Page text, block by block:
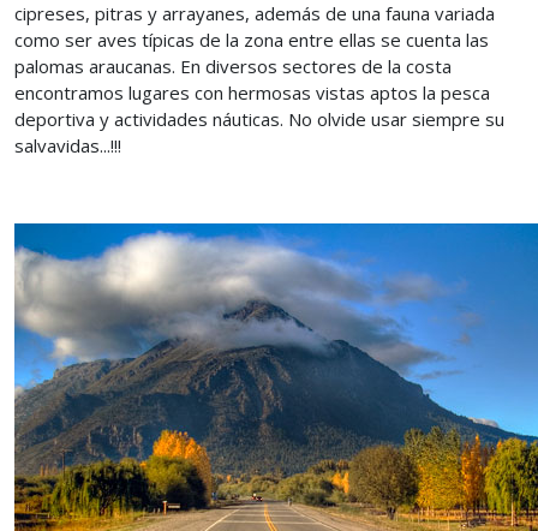
cipreses, pitras y arrayanes, además de una fauna variada
como ser aves típicas de la zona entre ellas se cuenta las
palomas araucanas. En diversos sectores de la costa
encontramos lugares con hermosas vistas aptos la pesca
deportiva y actividades náuticas. No olvide usar siempre su
salvavidas...!!!